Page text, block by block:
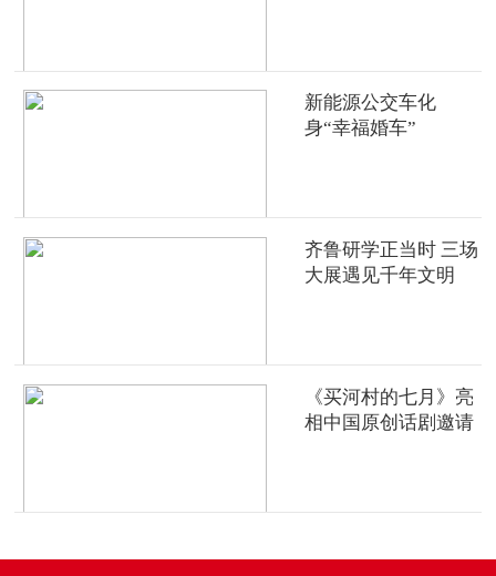
新能源公交车化
身“幸福婚车”
齐鲁研学正当时 三场
大展遇见千年文明
《买河村的七月》亮
相中国原创话剧邀请